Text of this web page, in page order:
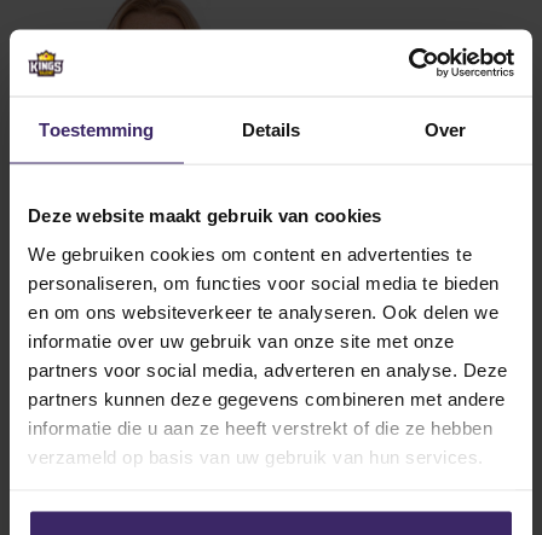
Toestemming Details Over
Deze website maakt gebruik van cookies
We gebruiken cookies om content en advertenties te
personaliseren, om functies voor social media te bieden
en om ons websiteverkeer te analyseren. Ook delen we
informatie over uw gebruik van onze site met onze
partners voor social media, adverteren en analyse. Deze
partners kunnen deze gegevens combineren met andere
informatie die u aan ze heeft verstrekt of die ze hebben
verzameld op basis van uw gebruik van hun services.
Other articles from
Annerens Tijm
18
Oct
Updates